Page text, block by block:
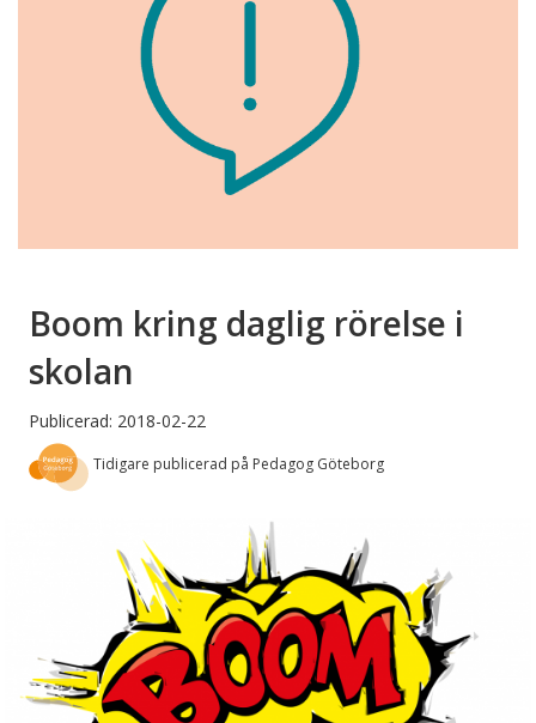
Boom kring daglig rörelse i
skolan
Publicerad: 2018-02-22
Tidigare publicerad på Pedagog Göteborg